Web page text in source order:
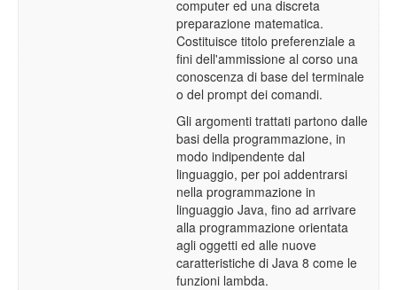
computer ed una discreta
preparazione matematica.
Costituisce titolo preferenziale a
fini dell'ammissione al corso una
conoscenza di base del terminale
o del prompt dei comandi.
Gli argomenti trattati partono dalle
basi della programmazione, in
modo indipendente dal
linguaggio, per poi addentrarsi
nella programmazione in
linguaggio Java, fino ad arrivare
alla programmazione orientata
agli oggetti ed alle nuove
caratteristiche di Java 8 come le
funzioni lambda.